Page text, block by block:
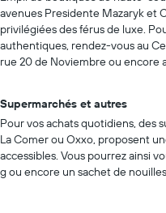
avenues Presidente Mazaryk et
privilégiées des férus de luxe.
authentiques, rendez-vous au
rue 20 de Noviembre ou encore
Supermarchés et autres
Pour vos achats quotidiens, des
La Comer ou Oxxo, proposent
accessibles. Vous pourrez ainsi
g ou encore un sachet de